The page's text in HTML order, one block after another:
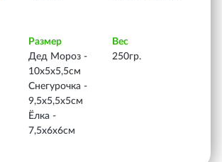
Размер
Дед Мороз -
10х5х5,5см
Снегурочка -
9,5х5,5х5см
Ёлка -
7,5х6х6см
Вес
250гр.